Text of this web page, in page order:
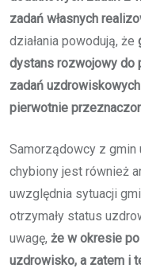
zadań własnych
działania powodują, że
dystans rozwojowy do
zadań
pierwotnie
Samorządowcy z gmin
chybiony jest również
uwzględnia sytuacji
otrzymały status
uwagę, że w okresie
uzdrowisko, a zatem i